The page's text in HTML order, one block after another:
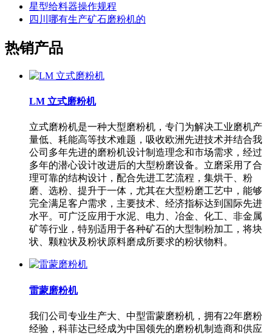
星型给料器操作规程
四川哪有生产矿石磨粉机的
热销产品
LM 立式磨粉机
立式磨粉机是一种大型磨粉机，专门为解决工业磨机产
量低、耗能高等技术难题，吸收欧洲先进技术并结合我
公司多年先进的磨粉机设计制造理念和市场需求，经过
多年的潜心设计改进后的大型粉磨设备。立磨采用了合
理可靠的结构设计，配合先进工艺流程，集烘干、粉
磨、选粉、提升于一体，尤其在大型粉磨工艺中，能够
完全满足客户需求，主要技术、经济指标达到国际先进
水平。可广泛应用于水泥、电力、冶金、化工、非金属
矿等行业，特别适用于各种矿石的大型制粉加工，将块
状、颗粒状及粉状原料磨成所要求的粉状物料。
雷蒙磨粉机
我们公司专业生产大、中型雷蒙磨粉机，拥有22年磨粉
经验，科菲达已经成为中国领先的磨粉机制造商和供应